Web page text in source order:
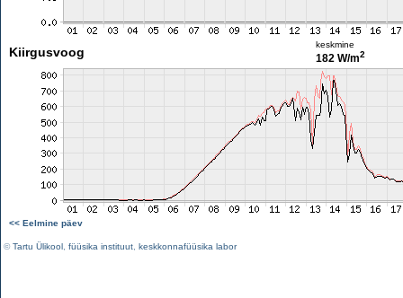
Kiirgusvoog
keskmine
182 W/m2
<< Eelmine päev
©Tartu Ülikool füüsika instituut keskkonnafüüsika labor